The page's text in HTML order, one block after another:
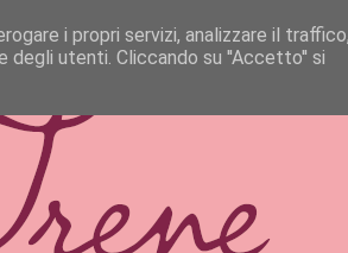
i propri servizi, analizzare il traffico,
degli utenti. Cliccando su ''Accetto'' si